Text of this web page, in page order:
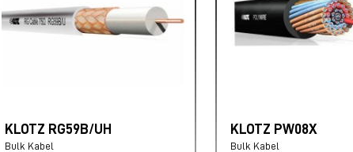
KLOTZ RG59B/UH
Bulk Kabel
KLOTZ PW08X
Bulk Kabel